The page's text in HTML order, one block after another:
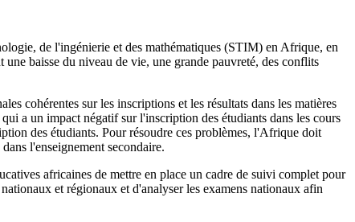
de l'ingénierie et des mathématiques (STIM) en Afrique, en
baisse du niveau de vie, une grande pauvreté, des conflits
cohérentes sur les inscriptions et les résultats dans les matières
a un impact négatif sur l'inscription des étudiants dans les cours
des étudiants. Pour résoudre ces problèmes, l'Afrique doit
l'enseignement secondaire.
africaines de mettre en place un cadre de suivi complet pour
et régionaux et d'analyser les examens nationaux afin